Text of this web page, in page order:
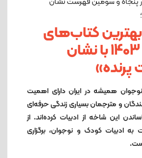
کتاب‌های
بهار سال 1403 با نشان‌
همیشه در ایران دارای اهمیت
و مترجمان بسیاری زندگی حرفه‌ای
این شاخه از ادبیات کرده‌اند. از
به ادبیات کودک و نوجوان، برگزاری